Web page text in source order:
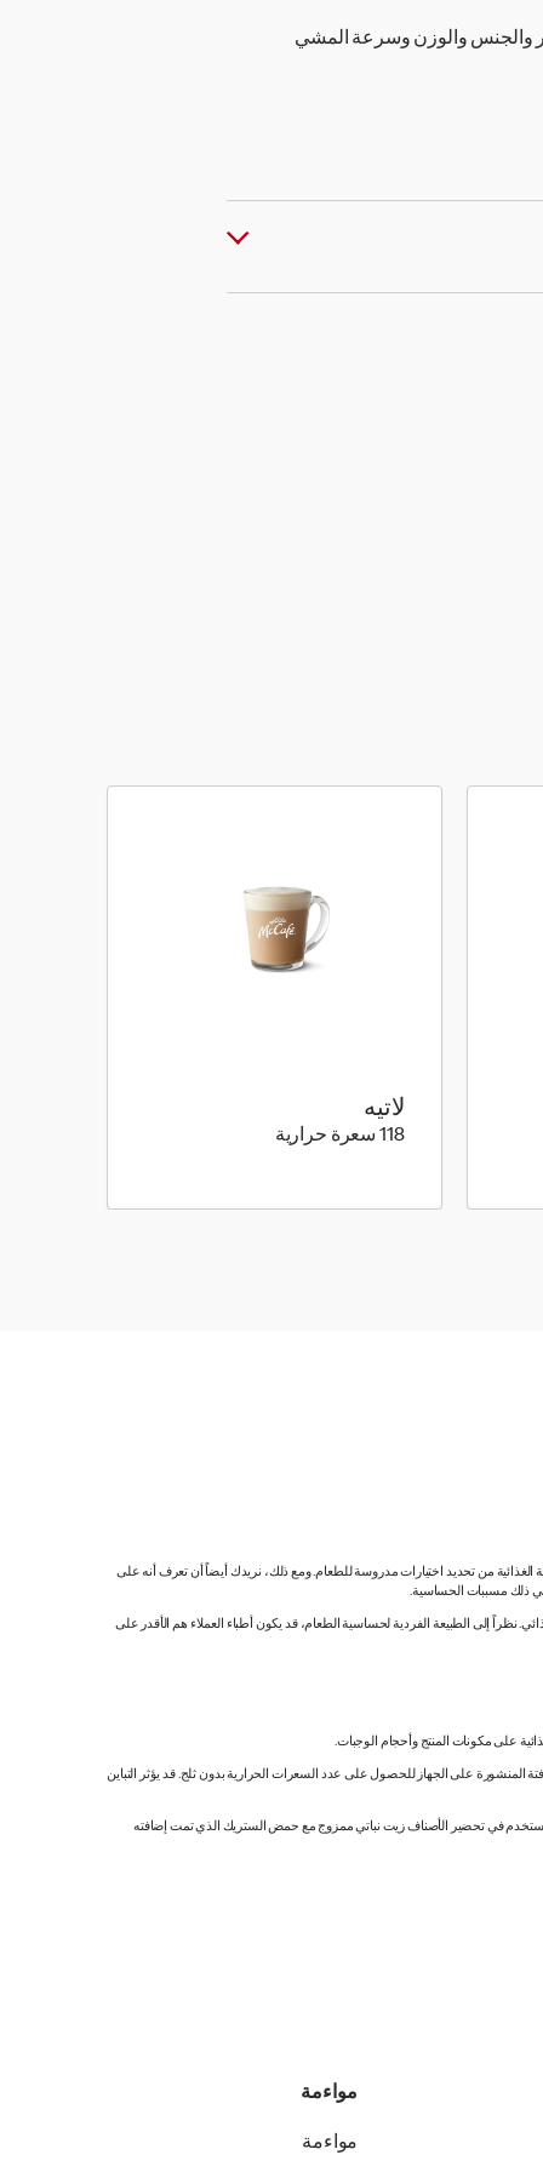
والجنس والوزن وسرعة المشي
لاتيه
118 سعرة حرارية
الغذائية من تحديد اختيارات مدروسة للطعام. ومع ذلك، نريدك أيضاً أن تعرف أنه على
في ذلك مسببات الحساسية.
نظراً إلى الطبيعة الفردية لحساسية الطعام، قد يكون أطباء العملاء هم الأقدر على
على مكونات المنتج وأحجام الوجبات.
المنشورة على الجهاز للحصول على عدد السعرات الحرارية بدون ثلج. قد يؤثر التباين
نستخدم في تحضير الأصناف زيت نباتي ممزوج مع حمض الستريك الذي تمت إضافته
مواءمة
مواءمة